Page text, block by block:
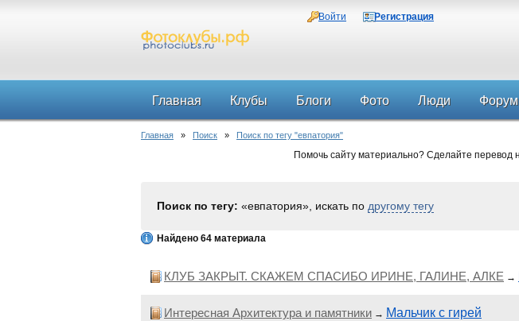
Войти Регистрация
Главная Клубы Блоги Фото Люди Форум
Главная » Поиск » Поиск по тегу "евпатория"
Помочь сайту материально? Сделайте
Поиск по тегу: «евпатория», искать по другому тегу
Найдено 64 материала
КЛУБ ЗАКРЫТ. СКАЖЕМ СПАСИБО ИРИНЕ, ГАЛИНЕ, АЛКЕ →
Интересная Архитектура и памятники → Мальчик с гирей